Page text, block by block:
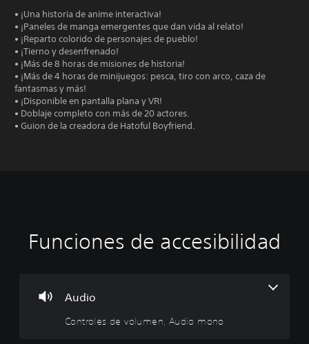
• ¡Una historia de anime interactiva!
• ¡Paneles de manga emergentes que dan vida al relato!
• ¡Reparto colorido de personajes de pueblo!
• ¡Tierno y desenfrenado!
• ¡Más de 8 horas de misiones de historia!
• ¡Más de 4 horas de minijuegos: pesca, tiro con arco, caza de
fantasmas y más!
• ¡Disponible en pantalla plana y VR!
• Doblaje completo con más de 20 actores.
• Guion de la creadora de Hatoful Boyfriend.
Funciones de accesibilidad
Audio
Controles de volumen, Audio mono
C
o
r
l
S
u
í
u
S
e
e
e
D
i
c
l